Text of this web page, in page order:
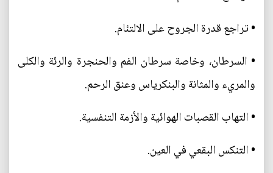
• تراجع قدرة الجروح على الالتئام.
• السرطان، وخاصة سرطان الفم والحنجرة والرئة والكلى
والمريء والمثانة والبنكرياس وعنق الرحم.
• التهاب القصبات الهوائية والأزمة التنفسية.
• التنكس البقعي في العين.